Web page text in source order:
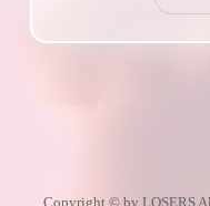
Copyright © by LOSERS